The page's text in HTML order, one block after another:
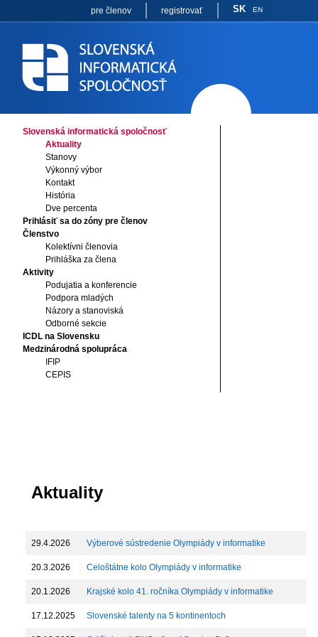
pre členov registrovať SK EN
Slovenská informatická spoločnosť
Aktuality
Stanovy
Výkonný výbor
Kontakt
História
Dve percenta
Prihlásiť sa do zóny pre členov
Členstvo
Kolektívni členovia
Prihláška za člena
Aktivity
Podujatia a konferencie
Podpora mladých
Názory a stanoviská
Odborné sekcie
ICDL na Slovensku
Medzinárodná spolupráca
IFIP
CEPIS
Aktuality
29.4.2026 Výberové sústredenie Olympiády v informatike
20.3.2026 Celoštátne kolo Olympiády v informatike
20.1.2026 Krajské kolo 41. ročníka Olympiády v informatike
17.12.2025 Slovenské talenty na 5 kontinentoch